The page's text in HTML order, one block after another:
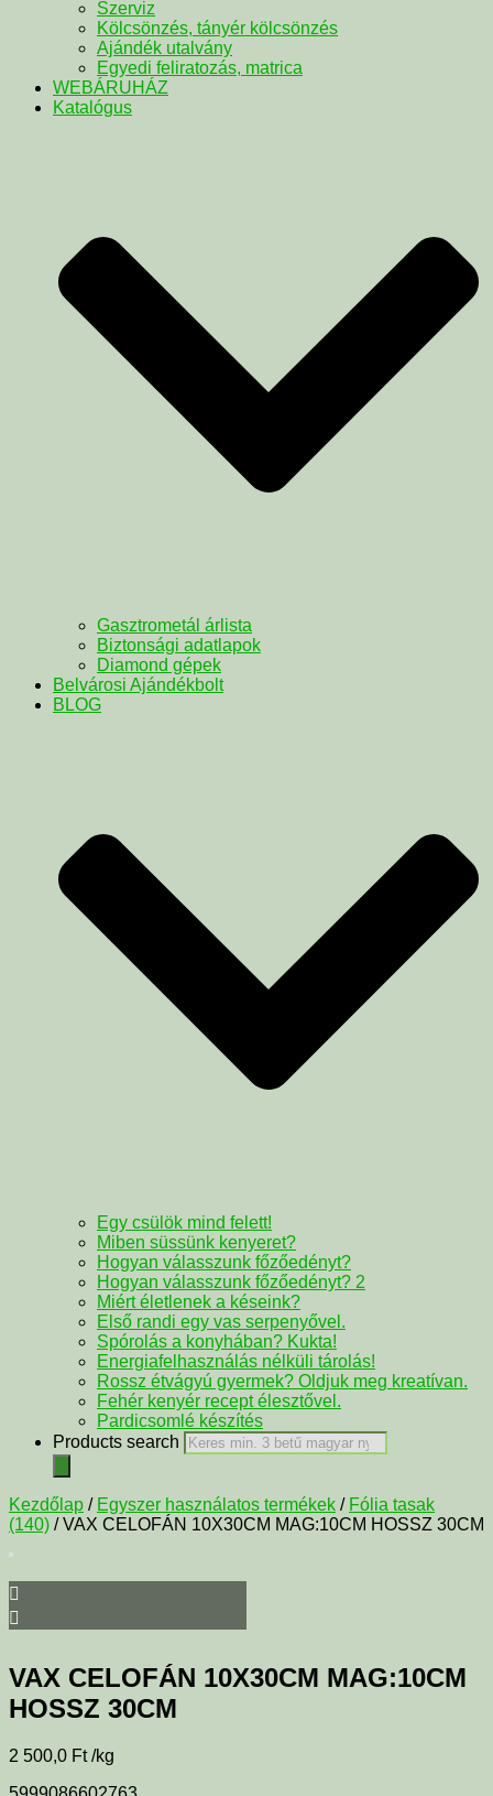
Szerviz
Kölcsönzés, tányér kölcsönzés
Ajándék utalvány
Egyedi feliratozás, matrica
WEBÁRUHÁZ
Katalógus
Gasztrometál árlista
Biztonsági adatlapok
Diamond gépek
Belvárosi Ajándékbolt
BLOG
Egy csülök mind felett!
Miben süssünk kenyeret?
Hogyan válasszunk főzőedényt?
Hogyan válasszunk főzőedényt? 2
Miért életlenek a késeink?
Első randi egy vas serpenyővel.
Spórolás a konyhában? Kukta!
Energiafelhasználás nélküli tárolás!
Rossz étvágyú gyermek? Oldjuk meg kreatívan.
Fehér kenyér recept élesztővel.
Pardicsomlé készítés
Products search
Kezdőlap / Egyszer használatos termékek / Fólia tasak
(140) / VAX CELOFÁN 10X30CM MAG:10CM HOSSZ 30CM
VAX CELOFÁN 10X30CM MAG:10CM
HOSSZ 30CM
2 500,0 Ft /kg